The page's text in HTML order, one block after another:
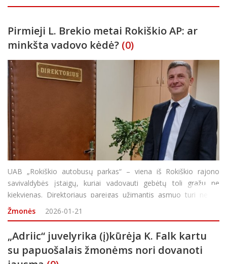
kita forma demonstruodami tai, kuo gyvena. Ta
Pirmieji L. Brekio metai Rokiškio AP: ar
minkšta vadovo kėdė? (0)
UAB „Rokiškio autobusų parkas“ – viena iš Rokiškio rajono
savivaldybės įstaigų, kuriai vadovauti gebėtų toli gražu ne
kiekvienas. Direktoriaus pareigas užimantis asmuo turi ne tik
puikiai išmanyti pačią veiklos sritį, bet ir būti itin stipria
asmenybe. T
Žmonės 2026-01-21
„Adriic“ juvelyrika (į)kūrėja K. Falk kartu
su papuošalais žmonėms nori dovanoti